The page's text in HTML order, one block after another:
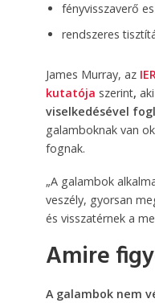
fényvisszaverő
rendszeres
James Murray, az
kutatója szerint,
viselkedésével
galamboknak van
fognak.
„A galambok
veszély, gyorsan
és visszatérnek a
Amire
A galambok nem